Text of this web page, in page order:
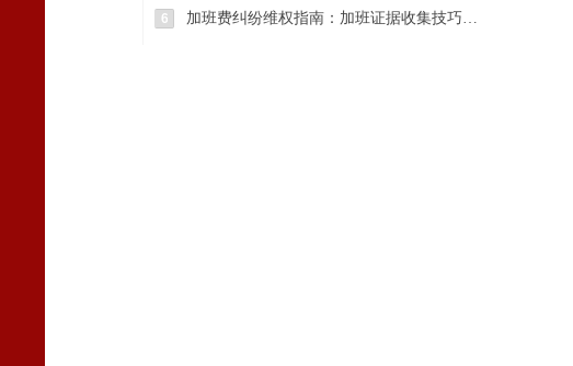
加班费纠纷维权指南：加班证据收集技巧与仲裁请求确定